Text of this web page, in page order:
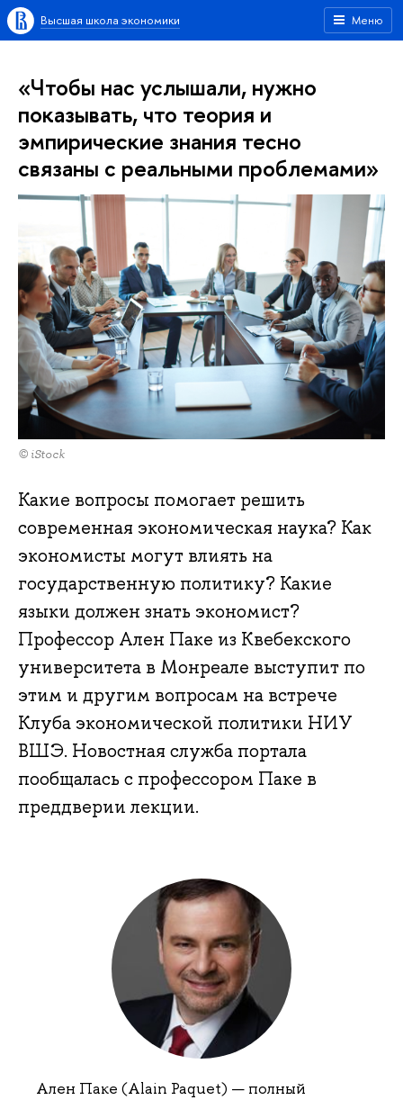
Меню
Высшая школа экономики
«Чтобы нас услышали, нужно
показывать, что теория и
эмпирические знания тесно
связаны с реальными проблемами»
© iStock
Какие вопросы помогает решить
современная экономическая наука? Как
экономисты могут влиять на
государственную политику? Какие
языки должен знать экономист?
Профессор Ален Паке из Квебекского
университета в Монреале выступит по
этим и другим вопросам на встрече
Клуба экономической политики НИУ
ВШЭ. Новостная служба портала
пообщалась с профессором Паке в
преддверии лекции.
Ален Паке (Alain Paquet) — полный